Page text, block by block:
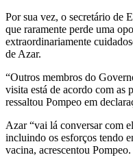
Por sua vez, o secretário de
que raramente perde uma
extraordinariamente
de Azar.
“Outros membros do
visita está de acordo com as
ressaltou Pompeo em
Azar “vai lá conversar com
incluindo os esforços tendo
vacina, acrescentou Pompeo.